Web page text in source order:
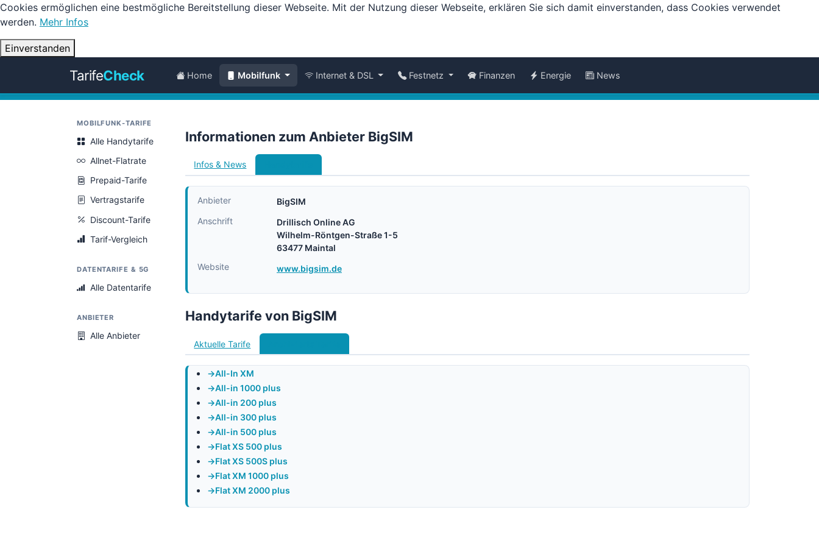
Cookies ermöglichen eine bestmögliche Bereitstellung dieser Webseite. Mit der Nutzung dieser Webseite, erklären Sie sich damit einverstanden, dass Cookies verwendet
werden. Mehr Infos
Einverstanden
TarifeCheck Home Mobilfunk Internet & DSL Festnetz Finanzen Energie News
MOBILFUNK-TARIFE
Alle Handytarife
Allnet-Flatrate
Prepaid-Tarife
Vertragstarife
Discount-Tarife
Tarif-Vergleich
DATENTARIFE & 5G
Alle Datentarife
ANBIETER
Alle Anbieter
Informationen zum Anbieter BigSIM
Infos & News
Anbieter
BigSIM
Anschrift
Drillisch Online AG
Wilhelm-Röntgen-Straße 1-5
63477 Maintal
Website
www.bigsim.de
Handytarife von BigSIM
Aktuelle Tarife
All-In XM
All-in 1000 plus
All-in 200 plus
All-in 300 plus
All-in 500 plus
Flat XS 500 plus
Flat XS 500S plus
Flat XM 1000 plus
Flat XM 2000 plus